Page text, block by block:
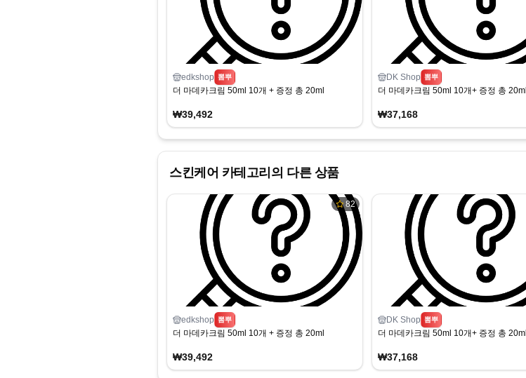
edkshop 뽐뿌
더 마데카크림 50ml 10개 + 증정 총 20ml
₩39,492
DK Shop 뽐뿌
더 마데카크림 50ml 10개+ 증정 총 20ml
₩37,168
스킨케어 카테고리의 다른 상품
82
edkshop 뽐뿌
더 마데카크림 50ml 10개 + 증정 총 20ml
₩39,492
DK Shop 뽐뿌
더 마데카크림 50ml 10개+ 증정 총 20ml
₩37,168